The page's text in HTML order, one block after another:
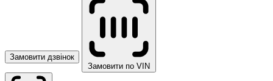
Замовити дзвінок
Замовити по VIN